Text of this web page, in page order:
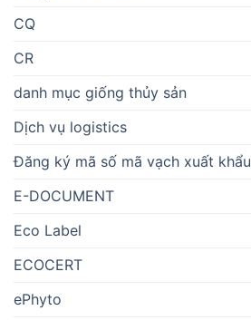
CQ
CR
danh mục giống thủy sản
Dịch vụ logistics
Đăng ký mã số mã vạch xuất khẩu
E-DOCUMENT
Eco Label
ECOCERT
ePhyto